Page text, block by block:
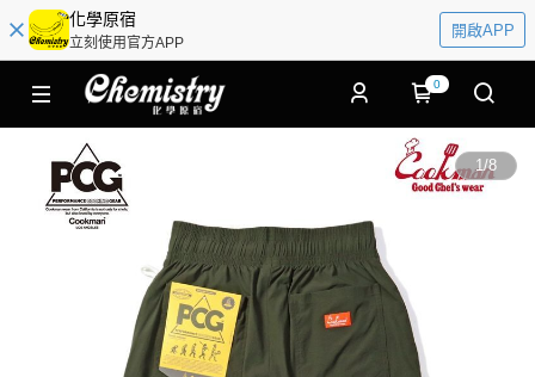
化學原宿
立刻使用官方APP
開啟APP
0
1/8